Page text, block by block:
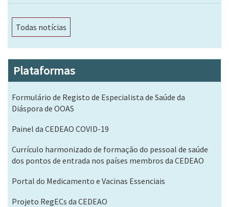
Todas notícias
Plataformas
Formulário de Registo de Especialista de Saúde da
Diáspora de OOAS
Painel da CEDEAO COVID-19
Currículo harmonizado de formação do pessoal de saúde
dos pontos de entrada nos países membros da CEDEAO
Portal do Medicamento e Vacinas Essenciais
Projeto RegECs da CEDEAO